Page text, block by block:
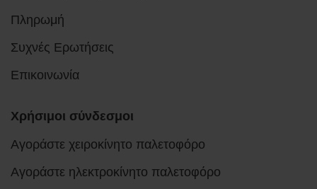
Πληρωμή
Συχνές Ερωτήσεις
Επικοινωνία
Χρήσιμοι σύνδεσμοι
Αγοράστε χειροκίνητο παλετοφόρο
Αγοράστε ηλεκτροκίνητο παλετοφόρο